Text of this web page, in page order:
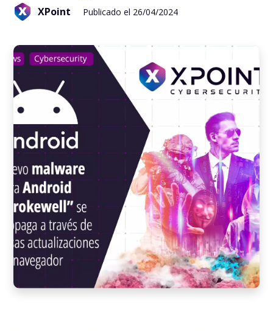
XPoint Publicado el 26/04/2024